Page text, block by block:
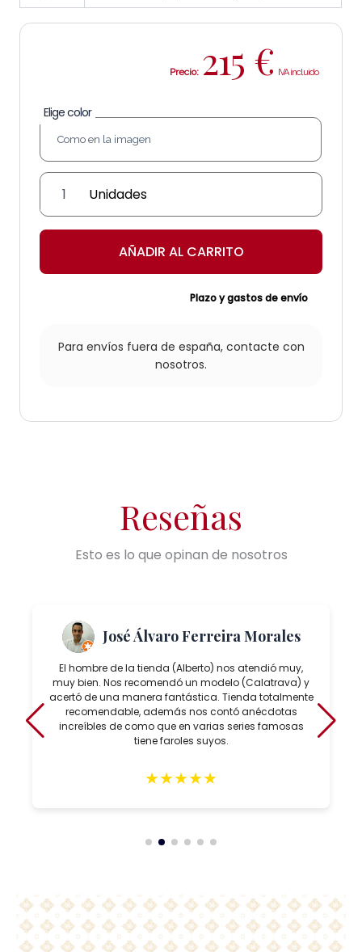
Precio: 215 €
Elige color
Lámpara
sobremesa
'Marilia'
AÑADIR AL CARRITO
Plazo y gastos de envío
Para envíos fuera de españa, contacte con
nosotros.
Reseñas
Esto es lo que opinan de nosotros
José Álvaro Ferreira Morales
El hombre de la tienda (Alberto) nos atendió muy,
muy bien. Nos recomendó un modelo (Calatrava) y
acertó de una manera fantástica. Tienda totalmente
recomendable, además nos contó anécdotas
increíbles de como que en varias series famosas
tiene faroles suyos.
★★★★★